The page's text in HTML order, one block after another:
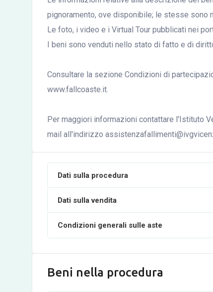
pignoramento, ove disponibile; le stesse sono
Le foto, i video e i Virtual Tour pubblicati nei
I beni sono venduti nello stato di fatto e di
Consultare la sezione Condizioni di
www.fallcoaste.it.
Per maggiori informazioni contattare l'Istituto
mail all'indirizzo
Dati sulla procedura
Dati sulla vendita
Condizioni generali sulle aste
Beni nella procedura